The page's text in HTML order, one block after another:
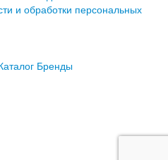
и обработки персональных
Бренды